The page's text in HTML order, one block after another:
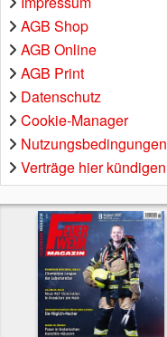
AGB Shop
AGB Online
AGB Print
Datenschutz
Cookie-Manager
Nutzungsbedingungen
Verträge hier kündigen